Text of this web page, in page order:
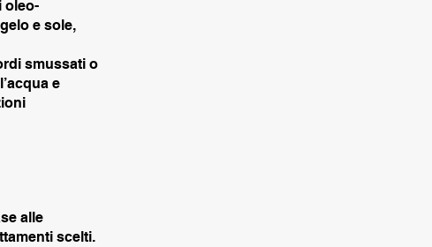
oleo-
e sole,
smussati o
e
alle
scelti.